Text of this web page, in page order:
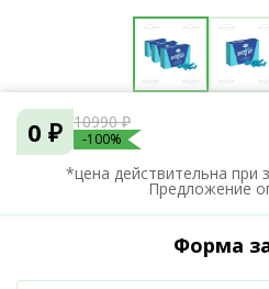
0 ₽ 10990 ₽
-100%
*цена действительна при
Предложение
Форма